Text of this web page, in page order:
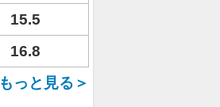
15.5
16.8
もっと見る＞